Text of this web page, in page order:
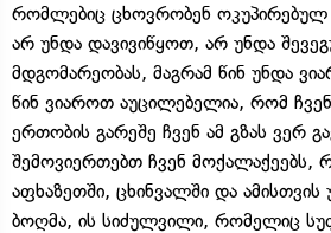
რომლებიც ცხოვრობენ ოკუპირებულ
არ უნდა დავივიწყოთ, არ უნდა
მდგომარეობას, მაგრამ წინ უნდა
წინ ვიაროთ აუცილებელია, რომ
ერთობის გარეშე ჩვენ ამ გზას ვერ
შემოვიერთებთ ჩვენ მოქალაქეებს,
აფხაზეთში, ცხინვალში და ამისთვის
ბოღმა, ის სიძულვილი, რომელიც